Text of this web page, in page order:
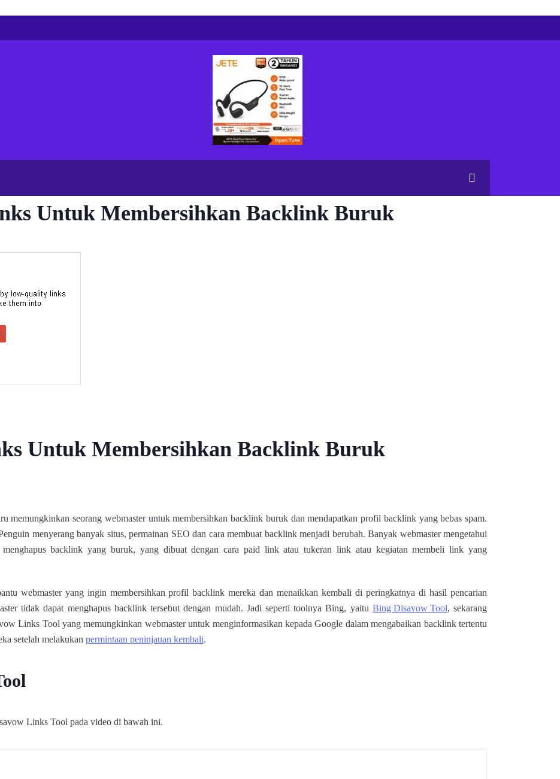
Untuk Membersihkan Backlink Buruk
Untuk Membersihkan Backlink Buruk
memungkinkan seorang webmaster untuk membersihkan backlink buruk dan mendapatkan profil backlink yang bebas spam.
menyerang banyak situs, permainan SEO dan cara membuat backlink menjadi berubah. Banyak webmaster mengetahui
backlink yang buruk, yang dibuat dengan cara paid link atau tukeran link atau kegiatan membeli link yang
webmaster yang ingin membersihkan profil backlink mereka dan menaikkan kembali di peringkatnya di hasil pencarian
tidak dapat menghapus backlink tersebut dengan mudah. Jadi seperti toolnya Bing, yaitu Bing Disavow Tool, sekarang
Links Tool yang memungkinkan webmaster untuk menginformasikan kepada Google dalam mengabaikan backlink tertentu
setelah melakukan permintaan peninjauan kembali.
Links Tool pada video di bawah ini.